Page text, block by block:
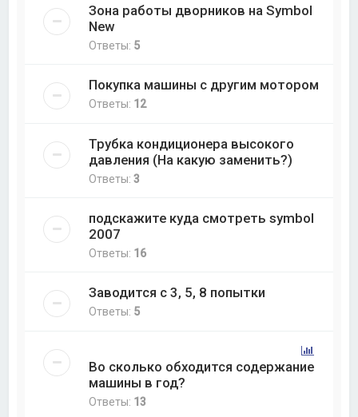
Зона работы дворников на Symbol
New
Ответы: 5
Покупка машины с другим мотором
Ответы: 12
Трубка кондиционера высокого
давления (На какую заменить?)
Ответы:3
подскажите куда смотреть symbol
2007
Ответы: 16
Заводится с 3, 5, 8 попытки
Ответы: 5
Во сколько обходится содержание
машины в год?
Ответы: 13